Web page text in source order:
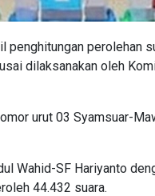
perolehan
dilaksanakan oleh
urut 03 Syamsuar-
Wahid-SF Hariyanto
44.432 suara.